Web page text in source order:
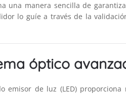
una manera sencilla de
lo guíe a través de la
óptico
emisor de luz (LED)